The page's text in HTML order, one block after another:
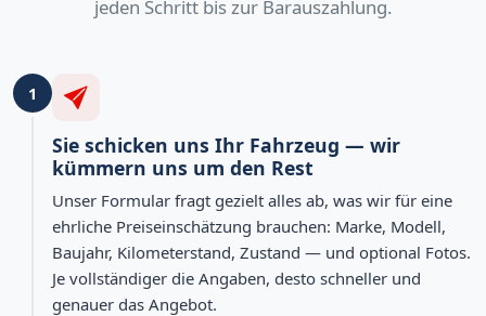
jeden Schritt bis zur Barauszahlung.
1
Sie schicken uns Ihr Fahrzeug — wir
kümmern uns um den Rest
Unser Formular fragt gezielt alles ab, was wir für eine
ehrliche Preiseinschätzung brauchen: Marke, Modell,
Baujahr, Kilometerstand, Zustand — und optional Fotos.
Je vollständiger die Angaben, desto schneller und
genauer das Angebot.